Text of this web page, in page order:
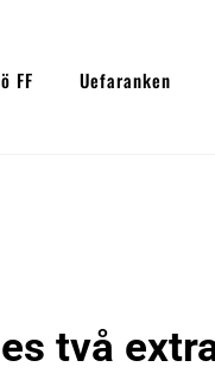
FF Uefaranken
två